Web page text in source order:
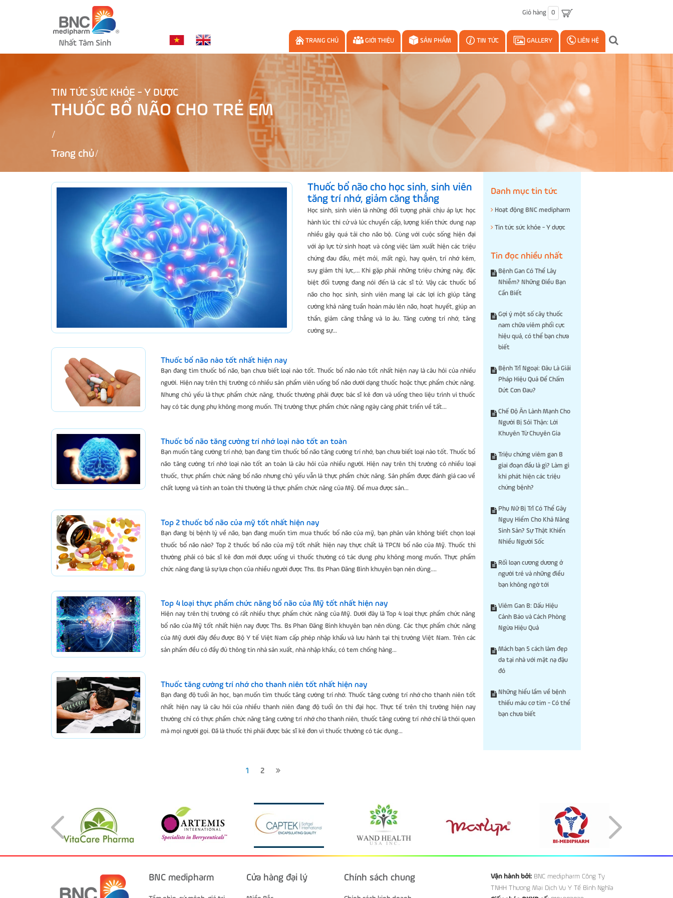
Giỏ hàng 0
TRANG CHỦ GIỚI THIỆU SẢN PHẨM TIN TỨC GALLERY LIÊN HỆ
TIN TỨC SỨC KHỎE - Y DƯỢC
THUỐC BỔ NÃO CHO TRẺ EM
Trang chủ
Thuốc bổ não cho học sinh, sinh viên
tăng trí nhớ, giảm căng thẳng
Học sinh, sinh viên là những đối tượng phải chịu áp lực học
hành lúc thi cử và lúc chuyển cấp, lượng kiến thức dung nạp
nhiều gây quá tải cho não bộ. Cùng với cuộc sống hiện đại
với áp lực từ sinh hoạt và công việc làm xuất hiện các triệu
chứng đau đầu, mệt mỏi, mất ngủ, hay quên, trí nhớ kém,
suy giảm thị lực,… Khi gặp phải những triệu chứng này, đặc
biệt đối tượng đang nói đến là các sĩ tử. Vậy các thuốc bổ
não cho học sinh, sinh viên mang lại các lợi ích giúp tăng
cường khả năng tuần hoàn máu lên não, hoạt huyết, giúp an
thần, giảm căng thẳng và lo âu. Tăng cường trí nhớ, tăng
cường sự...
Thuốc bổ não nào tốt nhất hiện nay
Bạn đang tìm thuốc bổ não, bạn chưa biết loại nào tốt. Thuốc bổ não nào tốt nhất hiện nay là câu hỏi của nhiều
người. Hiện nay trên thị trường có nhiều sản phẩm viên uống bổ não dưới dạng thuốc hoặc thực phẩm chức năng.
Nhưng chủ yếu là thực phẩm chức năng, thuốc thường phải được bác sĩ kê đơn và uống theo liệu trình vì thuốc
hay có tác dụng phụ không mong muốn. Thị trường thực phẩm chức năng ngày càng phát triển về tất...
Thuốc bổ não tăng cường trí nhớ loại nào tốt an toàn
Bạn muốn tăng cường trí nhớ, bạn đang tìm thuốc bổ não tăng cường trí nhớ, bạn chưa biết loại nào tốt. Thuốc bổ
não tăng cường trí nhớ loại nào tốt an toàn là câu hỏi của nhiều người. Hiện nay trên thị trường có nhiều loại
thuốc, thực phẩm chức năng bổ não nhưng chủ yếu vẫn là thực phẩm chức năng. Sản phẩm được đánh giá cao về
chất lượng và tính an toàn thì thường là thực phẩm chức năng của Mỹ. Để mua được sản...
Top 2 thuốc bổ não của mỹ tốt nhất hiện nay
Bạn đang bị bệnh lý về não, bạn đang muốn tìm mua thuốc bổ não của mỹ, bạn phân vân không biết chọn loại
thuốc bổ não nào? Top 2 thuốc bổ não của mỹ tốt nhất hiện nay thực chất là TPCN bổ não của Mỹ. Thuốc thì
thường phải có bác sĩ kê đơn mới được uống vì thuốc thường có tác dụng phụ không mong muốn. Thực phẩm
chức năng đang là sự lựa chọn của nhiều người được Ths. Bs Phan Đăng Bình khuyên bạn nên dùng....
Top 4 loại thực phẩm chức năng bổ não của Mỹ tốt nhất hiện nay
Hiện nay trên thị trường có rất nhiều thực phẩm chức năng của Mỹ. Dưới đây là Top 4 loại thực phẩm chức năng
bổ não của Mỹ tốt nhất hiện nay được Ths. Bs Phan Đăng Bình khuyên bạn nên dùng. Các thực phẩm chức năng
của Mỹ dưới đây đều được Bộ Y tế Việt Nam cấp phép nhập khẩu và lưu hành tại thị trường Việt Nam. Trên các
sản phẩm đều có đầy đủ thông tin nhà sản xuất, nhà nhập khẩu, có tem chống hàng...
Thuốc tăng cường trí nhớ cho thanh niên tốt nhất hiện nay
Bạn đang độ tuổi ăn học, bạn muốn tìm thuốc tăng cường trí nhớ. Thuốc tăng cường trí nhớ cho thanh niên tốt
nhất hiện nay là câu hỏi của nhiều thanh niên đang độ tuổi ôn thi đại học. Thực tế trên thị trường hiện nay
thường chỉ có thực phẩm chức năng tăng cường trí nhớ cho thanh niên, thuốc tăng cường trí nhớ chỉ là thói quen
mà mọi người gọi. Đã là thuốc thì phải được bác sĩ kê đơn vì thuốc thường có tác dụng...
1 2
Danh mục tin tức
Hoạt động BNC medipharm
Tin tức sức khỏe - Y dược
Tin đọc nhiều nhất
Bệnh Gan Có Thể Lây
Nhiễm? Những Điều Bạn
Cần Biết
Gợi ý một số cây thuốc
nam chữa viêm phổi cực
hiệu quả, có thể bạn chưa
biết
Bệnh Trĩ Ngoại: Đâu Là Giải
Pháp Hiệu Quả Để Chấm
Dứt Cơn Đau?
Chế Độ Ăn Lành Mạnh Cho
Người Bị Sỏi Thận: Lời
Khuyên Từ Chuyên Gia
Triệu chứng viêm gan B
giai đoạn đầu là gì? Làm gì
khi phát hiện các triệu
chứng bệnh?
Phụ Nữ Bị Trĩ Có Thể Gây
Nguy Hiểm Cho Khả Năng
Sinh Sản? Sự Thật Khiến
Nhiều Người Sốc
Rối loạn cương dương ở
người trẻ và những điều
bạn không ngờ tới
Viêm Gan B: Dấu Hiệu
Cảnh Báo và Cách Phòng
Ngừa Hiệu Quả
Mách bạn 5 cách làm đẹp
da tại nhà với mặt nạ đậu
đỏ
Những hiểu lầm về bệnh
thiếu máu cơ tim - Có thể
bạn chưa biết
BNC medipharm Cửa hàng đại lý Chính sách chung Vận hành bởi: BNC medipharm Công Ty
TNHH Thương Mại Dịch Vụ Y Tế Bình Nghĩa